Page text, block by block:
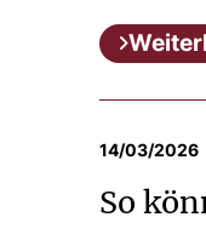
14/03/2026
So